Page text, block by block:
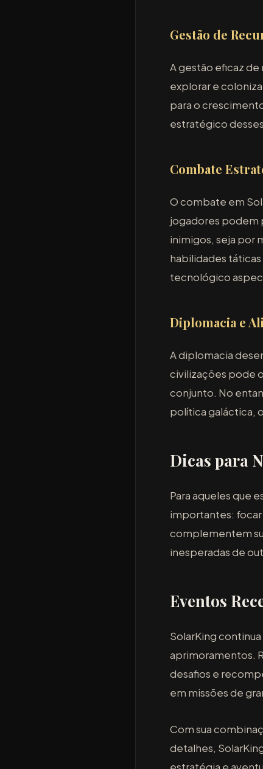
Gestão de
A gestão eficaz de
explorar e
para o
estratégico
Combate
O combate em
jogadores podem
inimigos, seja por
habilidades
tecnológico
Diplomacia e
A diplomacia
civilizações pode
conjunto. No
política galáctica,
Dicas para
Para aqueles que
importantes: focar
complementem
inesperadas de
Eventos
SolarKing
aprimoramentos.
desafios e
em missões de
Com sua
detalhes,